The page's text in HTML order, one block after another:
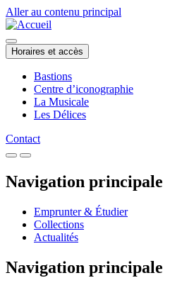
Aller au contenu principal
Horaires et accès
Bastions
Centre d’iconographie
La Musicale
Les Délices
Contact
Navigation principale
Emprunter & Étudier
Collections
Actualités
Navigation principale